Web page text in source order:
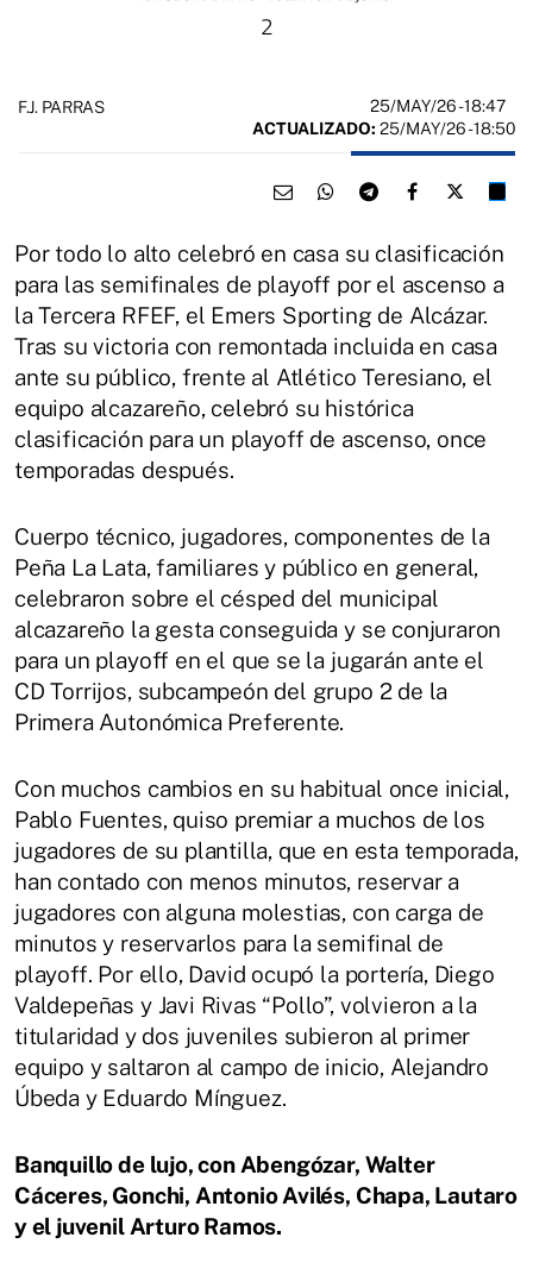
2
F.J. PARRAS 25/MAY/26- 18:47
ACTUALIZADO: 25/MAY/26 - 18:50
Por todo lo alto celebró en casa su clasificación
para las semifinales de playoff por el ascenso a
la Tercera RFEF, el Emers Sporting de Alcázar.
Tras su victoria con remontada incluida en casa
ante su público, frente al Atlético Teresiano, el
equipo alcazareño, celebró su histórica
clasificación para un playoff de ascenso, once
temporadas después.
Cuerpo técnico, jugadores, componentes de la
Peña La Lata, familiares y público en general,
celebraron sobre el césped del municipal
alcazareño la gesta conseguida y se conjuraron
para un playoff en el que se la jugarán ante el
CD Torrijos, subcampeón del grupo 2 de la
Primera Autonómica Preferente.
Con muchos cambios en su habitual once inicial,
Pablo Fuentes, quiso premiar a muchos de los
jugadores de su plantilla, que en esta temporada,
han contado con menos minutos, reservar a
jugadores con alguna molestias, con carga de
minutos y reservarlos para la semifinal de
playoff. Por ello, David ocupó la portería, Diego
Valdepeñas y Javi Rivas “Pollo”, volvieron a la
titularidad y dos juveniles subieron al primer
equipo y saltaron al campo de inicio, Alejandro
Úbeda y Eduardo Mínguez.
Banquillo de lujo, con Abengózar, Walter
Cáceres, Gonchi, Antonio Avilés, Chapa, Lautaro
y el juvenil Arturo Ramos.